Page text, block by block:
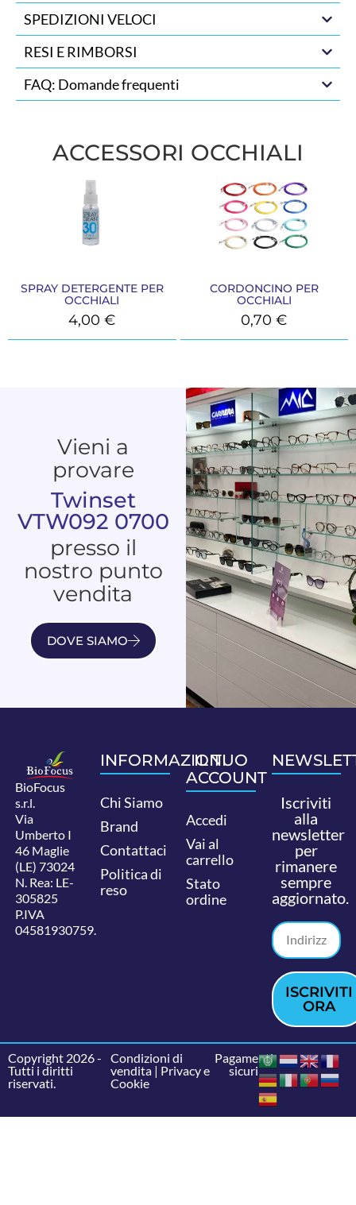
SPEDIZIONI VELOCI
RESI E RIMBORSI
FAQ: Domande frequenti
ACCESSORI OCCHIALI
SPRAY DETERGENTE PER
OCCHIALI
4,00€
CORDONCINO PER
OCCHIALI
0,70€
Vieni a
provare
Twinset
VTW092 0700
presso il
nostro punto
vendita
DOVE SIAMO
BioFocus
s.r.l.
Via
Umberto I
46 Maglie
(LE) 73024
N. Rea: LE-
305825
P.IVA
04581930759.
INFORMAZIONI
Chi Siamo
Brand
Contattaci
Politica di
reso
IL TUO
ACCOUNT
Accedi
Vai al
carrello
Stato
ordine
Iscriviti
alla
newsletter
per
rimanere
sempre
aggiornato.
ISCRIVITI
ORA
Copyright 2026 -
Tutti i diritti
riservati.
Condizioni di
vendita| Privacy e
Cookie
Pagamenti
sicuri